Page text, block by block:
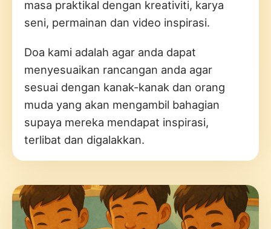
masa praktikal dengan kreativiti, karya
seni, permainan dan video inspirasi.
Doa kami adalah agar anda dapat
menyesuaikan rancangan anda agar
sesuai dengan kanak-kanak dan orang
muda yang akan mengambil bahagian
supaya mereka mendapat inspirasi,
terlibat dan digalakkan.